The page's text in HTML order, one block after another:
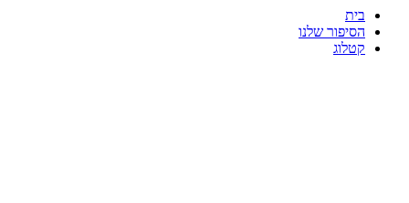
בית
הסיפור שלנו
קטלוג